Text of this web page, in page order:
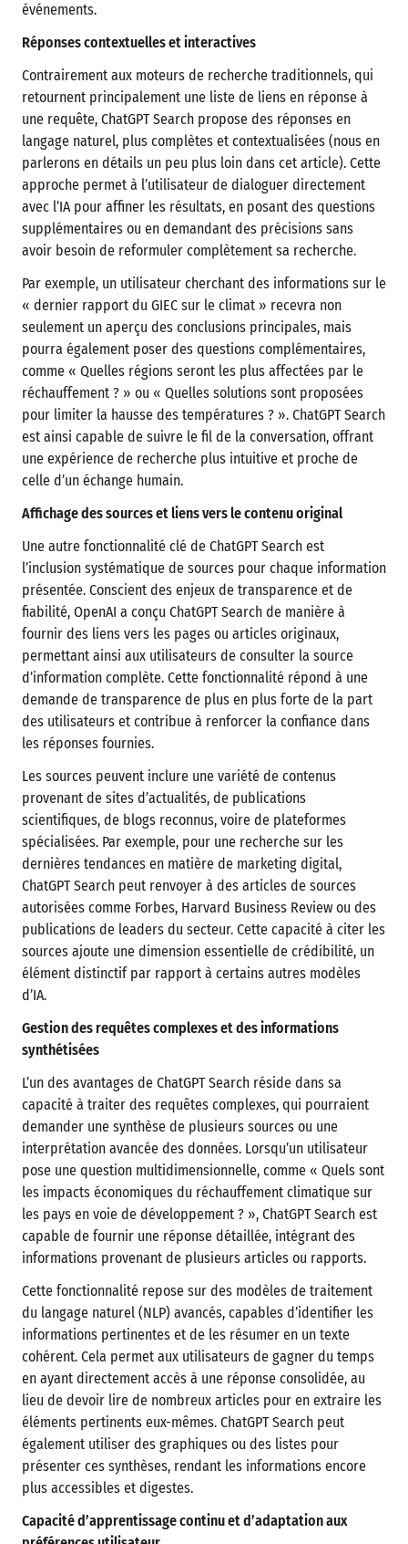
événements.
Réponses contextuelles et interactives
Contrairement aux moteurs de recherche traditionnels, qui
retournent principalement une liste de liens en réponse à
une requête, ChatGPT Search propose des réponses en
langage naturel, plus complètes et contextualisées (nous en
parlerons en détails un peu plus loin dans cet article). Cette
approche permet à l’utilisateur de dialoguer directement
avec l’IA pour affiner les résultats, en posant des questions
supplémentaires ou en demandant des précisions sans
avoir besoin de reformuler complètement sa recherche.
Par exemple, un utilisateur cherchant des informations sur le
« dernier rapport du GIEC sur le climat » recevra non
seulement un aperçu des conclusions principales, mais
pourra également poser des questions complémentaires,
comme « Quelles régions seront les plus affectées par le
réchauffement ? » ou « Quelles solutions sont proposées
pour limiter la hausse des températures ? ». ChatGPT Search
est ainsi capable de suivre le fil de la conversation, offrant
une expérience de recherche plus intuitive et proche de
celle d’un échange humain.
Affichage des sources et liens vers le contenu original
Une autre fonctionnalité clé de ChatGPT Search est
l’inclusion systématique de sources pour chaque information
présentée. Conscient des enjeux de transparence et de
fiabilité, OpenAI a conçu ChatGPT Search de manière à
fournir des liens vers les pages ou articles originaux,
permettant ainsi aux utilisateurs de consulter la source
d’information complète. Cette fonctionnalité répond à une
demande de transparence de plus en plus forte de la part
des utilisateurs et contribue à renforcer la confiance dans
les réponses fournies.
Les sources peuvent inclure une variété de contenus
provenant de sites d’actualités, de publications
scientifiques, de blogs reconnus, voire de plateformes
spécialisées. Par exemple, pour une recherche sur les
dernières tendances en matière de marketing digital,
ChatGPT Search peut renvoyer à des articles de sources
autorisées comme Forbes, Harvard Business Review ou des
publications de leaders du secteur. Cette capacité à citer les
sources ajoute une dimension essentielle de crédibilité, un
élément distinctif par rapport à certains autres modèles
d’IA.
Gestion des requêtes complexes et des informations
synthétisées
L’un des avantages de ChatGPT Search réside dans sa
capacité à traiter des requêtes complexes, qui pourraient
demander une synthèse de plusieurs sources ou une
interprétation avancée des données. Lorsqu’un utilisateur
pose une question multidimensionnelle, comme « Quels sont
les impacts économiques du réchauffement climatique sur
les pays en voie de développement ? », ChatGPT Search est
capable de fournir une réponse détaillée, intégrant des
informations provenant de plusieurs articles ou rapports.
Cette fonctionnalité repose sur des modèles de traitement
du langage naturel (NLP) avancés, capables d’identifier les
informations pertinentes et de les résumer en un texte
cohérent. Cela permet aux utilisateurs de gagner du temps
en ayant directement accès à une réponse consolidée, au
lieu de devoir lire de nombreux articles pour en extraire les
éléments pertinents eux-mêmes. ChatGPT Search peut
également utiliser des graphiques ou des listes pour
présenter ces synthèses, rendant les informations encore
plus accessibles et digestes.
Capacité d’apprentissage continu et d’adaptation aux